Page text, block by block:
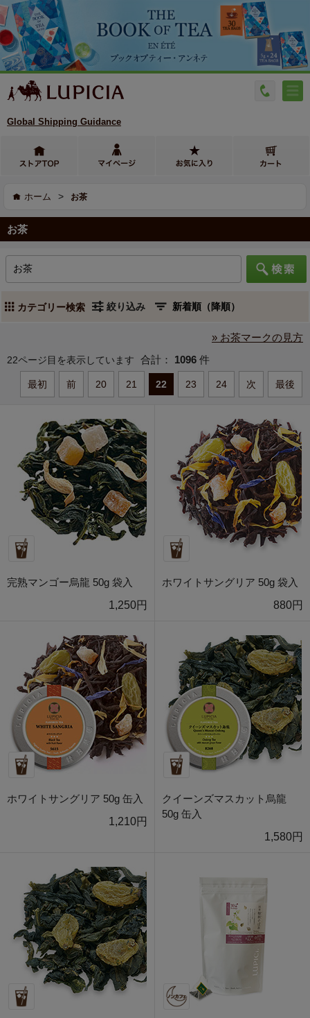
Global Shipping Guidance
ホーム > お茶
お茶
カテゴリー検索 絞り込み
» お茶マークの見方
22ページ目を表示しています 合計： 1096 件
最初 前 20 21 22 23 24 次 最後
完熟マンゴー烏龍 50g 袋入
1,250円
ホワイトサングリア 50g 袋入
880円
ホワイトサングリア 50g 缶入
1,210円
クイーンズマスカット烏龍
50g 缶入
1,580円